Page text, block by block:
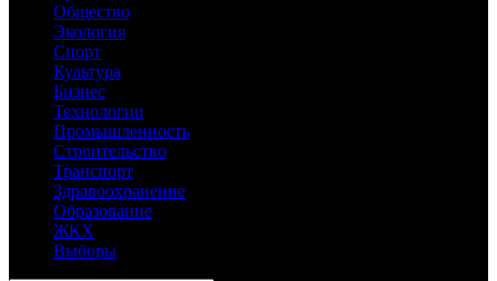
Общество
Экология
Спорт
Культура
Бизнес
Технологии
Промышленность
Строительство
Транспорт
Здравоохранение
Образование
ЖКХ
Выборы